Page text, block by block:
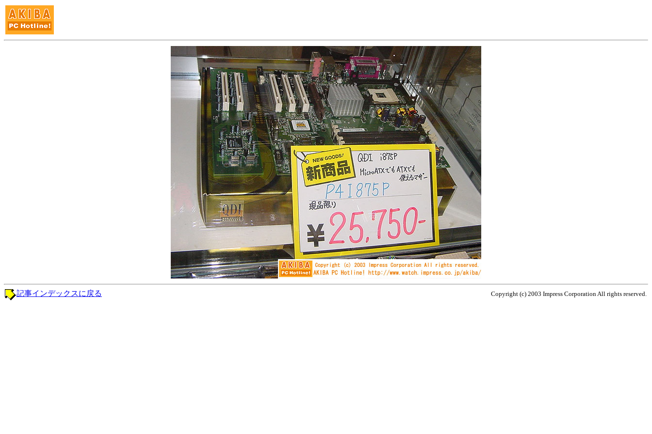
Copyright (c) 2003 Impress Corporation All rights reserved.
記事インデックスに戻る